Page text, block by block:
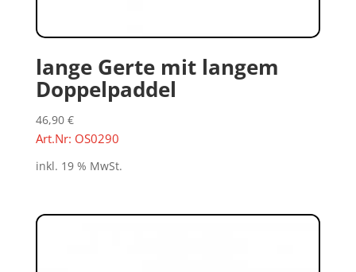
lange Gerte mit langem
Doppelpaddel
46,90 €
Art.Nr: OS0290
inkl. 19 % MwSt.